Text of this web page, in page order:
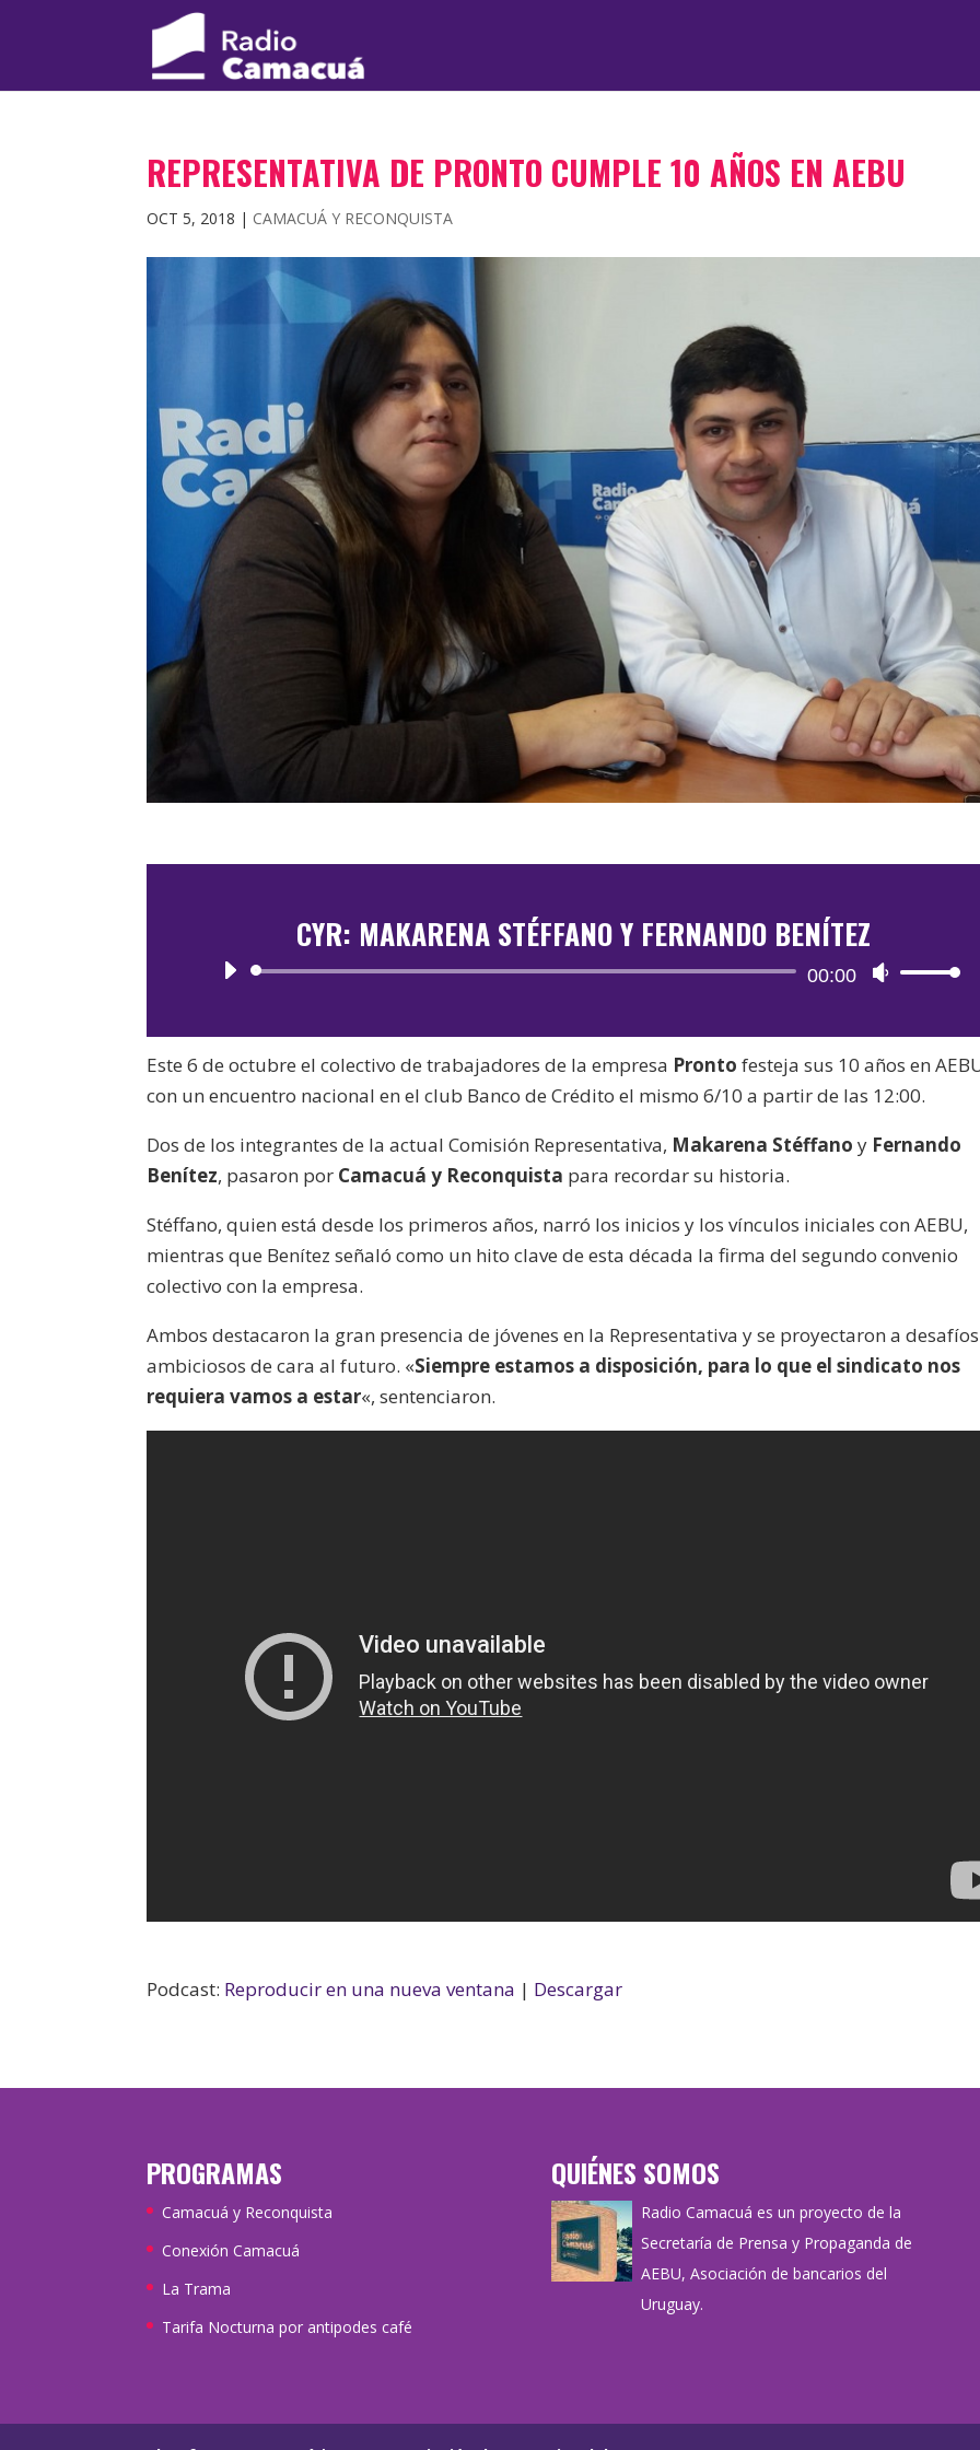
REPRESENTATIVA DE PRONTO CUMPLE 10 AÑOS EN AEBU
OCT 5, 2018 | CAMACUÁ Y RECONQUISTA
CYR: MAKARENA STÉFFANO Y FERNANDO BENÍTEZ
Reproductor
audio
00:00
Utiliza
teclas
de
flecha
para
o
disminuir
Este 6 de octubre el colectivo de trabajadores de la empresa Pronto festeja sus 10 años en
con un encuentro nacional en el club Banco de Crédito el mismo 6/10 a partir de las 12:00.
Dos de los integrantes de la actual Comisión Representativa, Makarena Stéffano y Fernando
Benítez, pasaron por Camacuá y Reconquista para recordar su historia.
Stéffano, quien está desde los primeros años, narró los inicios y los vínculos iniciales con AEBU,
mientras que Benítez señaló como un hito clave de esta década la firma del segundo convenio
colectivo con la empresa.
Ambos destacaron la gran presencia de jóvenes en la Representativa y se proyectaron a desafíos
ambiciosos de cara al futuro. «Siempre estamos a disposición, para lo que el sindicato nos
requiera vamos a estar«, sentenciaron.
Podcast: Reproducir en una nueva ventana | Descargar
PROGRAMAS
Camacuá y Reconquista
Conexión Camacuá
La Trama
Tarifa Nocturna por antipodes café
QUIÉNES SOMOS
Radio Camacuá es un proyecto de la
Secretaría de Prensa y Propaganda de
AEBU, Asociación de bancarios del
Uruguay.